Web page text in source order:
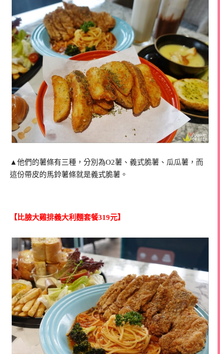
▲他們的薯條有三種，分別為O2薯、義式脆薯、瓜瓜薯，而
這份帶皮的馬鈴薯條就是義式脆薯。
【比臉大雞排義大利麵套餐319元】